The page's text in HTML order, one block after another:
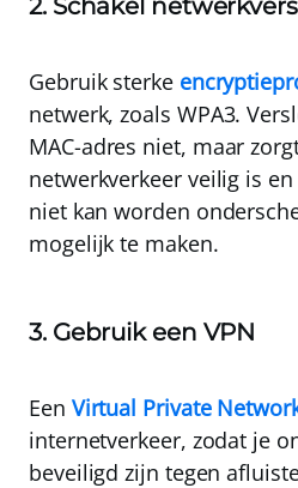
Gebruik sterke
netwerk, zoals WPA3.
MAC-adres niet, maar
netwerkverkeer veilig is
niet kan worden
mogelijk te maken.
3. Gebruik een VPN
Een Virtual Private
internetverkeer, zodat je
beveiligd zijn tegen